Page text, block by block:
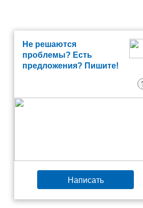
Не решаются
проблемы? Есть
предложения? Пишите!
Написать